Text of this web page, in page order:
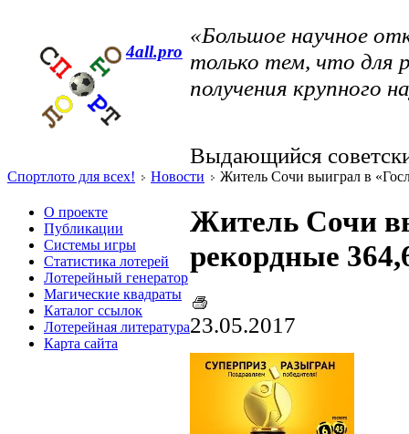
4all.pro
«Большое научное
только тем, что для
получения крупного
Выдающийся
Спортлото для всех! Новости Житель Сочи выиграл в
О проекте
Публикации
Системы игры
Статистика лотерей
Лотерейный генератор
Магические квадраты
Каталог ссылок
Лотерейная литература
Карта сайта
Житель Сочи
рекордные
23.05.2017